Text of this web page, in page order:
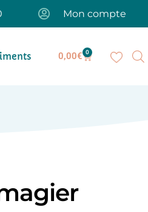
Mon compte
0,00€ 0